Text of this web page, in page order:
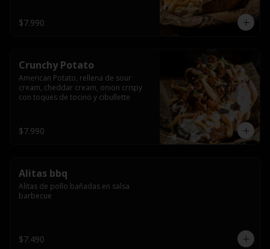
$7.990
Crunchy Potato
American Potato, rellena de sour
cream, cheddar cream, onion crispy
con toques de tocino y cibullette
$7.990
Alitas bbq
Alitas de pollo bañadas en salsa
barbecue
$7.490